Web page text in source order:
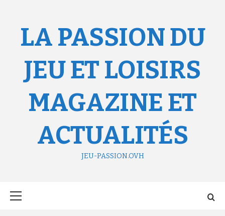
LA PASSION DU
JEU ET LOISIRS
MAGAZINE ET
ACTUALITÉS
JEU-PASSION.OVH